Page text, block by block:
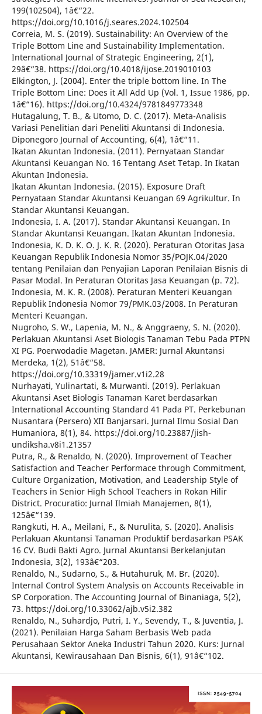
199(102504), 1â€“22.
https://doi.org/10.1016/j.seares.2024.102504
Correia, M. S. (2019). Sustainability: An Overview of the
Triple Bottom Line and Sustainability Implementation.
International Journal of Strategic Engineering, 2(1),
29â€“38. https://doi.org/10.4018/ijose.2019010103
Elkington, J. (2004). Enter the triple bottom line. In The
Triple Bottom Line: Does it All Add Up (Vol. 1, Issue 1986, pp.
1â€“16). https://doi.org/10.4324/9781849773348
Hutagalung, T. B., & Utomo, D. C. (2017). Meta-Analisis
Variasi Penelitian dari Peneliti Akuntansi di Indonesia.
Diponegoro Journal of Accounting, 6(4), 1â€“11.
Ikatan Akuntan Indonesia. (2011). Pernyataan Standar
Akuntansi Keuangan No. 16 Tentang Aset Tetap. In Ikatan
Akuntan Indonesia.
Ikatan Akuntan Indonesia. (2015). Exposure Draft
Pernyataan Standar Akuntansi Keuangan 69 Agrikultur. In
Standar Akuntansi Keuangan.
Indonesia, I. A. (2017). Standar Akuntansi Keuangan. In
Standar Akuntansi Keuangan. Ikatan Akuntan Indonesia.
Indonesia, K. D. K. O. J. K. R. (2020). Peraturan Otoritas Jasa
Keuangan Republik Indonesia Nomor 35/POJK.04/2020
tentang Penilaian dan Penyajian Laporan Penilaian Bisnis di
Pasar Modal. In Peraturan Otoritas Jasa Keuangan (p. 72).
Indonesia, M. K. R. (2008). Peraturan Menteri Keuangan
Republik Indonesia Nomor 79/PMK.03/2008. In Peraturan
Menteri Keuangan.
Nugroho, S. W., Lapenia, M. N., & Anggraeny, S. N. (2020).
Perlakuan Akuntansi Aset Biologis Tanaman Tebu Pada PTPN
XI PG. Poerwodadie Magetan. JAMER: Jurnal Akuntansi
Merdeka, 1(2), 51â€“58.
https://doi.org/10.33319/jamer.v1i2.28
Nurhayati, Yulinartati, & Murwanti. (2019). Perlakuan
Akuntansi Aset Biologis Tanaman Karet berdasarkan
International Accounting Standard 41 Pada PT. Perkebunan
Nusantara (Persero) XII Banjarsari. Jurnal Ilmu Sosial Dan
Humaniora, 8(1), 84. https://doi.org/10.23887/jish-
undiksha.v8i1.21357
Putra, R., & Renaldo, N. (2020). Improvement of Teacher
Satisfaction and Teacher Performace through Commitment,
Culture Organization, Motivation, and Leadership Style of
Teachers in Senior High School Teachers in Rokan Hilir
District. Procuratio: Jurnal Ilmiah Manajemen, 8(1),
125â€“139.
Rangkuti, H. A., Meilani, F., & Nurulita, S. (2020). Analisis
Perlakuan Akuntansi Tanaman Produktif berdasarkan PSAK
16 CV. Budi Bakti Agro. Jurnal Akuntansi Berkelanjutan
Indonesia, 3(2), 193â€“203.
Renaldo, N., Sudarno, S., & Hutahuruk, M. Br. (2020).
Internal Control System Analysis on Accounts Receivable in
SP Corporation. The Accounting Journal of Binaniaga, 5(2),
73. https://doi.org/10.33062/ajb.v5i2.382
Renaldo, N., Suhardjo, Putri, I. Y., Sevendy, T., & Juventia, J.
(2021). Penilaian Harga Saham Berbasis Web pada
Perusahaan Sektor Aneka Industri Tahun 2020. Kurs: Jurnal
Akuntansi, Kewirausahaan Dan Bisnis, 6(1), 91â€“102.